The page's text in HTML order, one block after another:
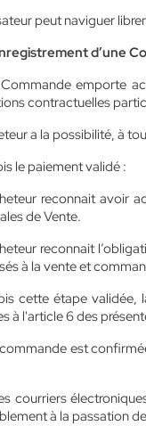
peut naviguer
d’une
emporte
contractuelles
a la possibilité, à
le paiement validé :
reconnait avoir
de Vente.
reconnait
à la vente et
cette étape validée,
à l'article 6 des
est
courriers
à la passation